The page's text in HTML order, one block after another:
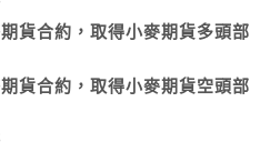
貨合約，取得小麥期貨多頭部
貨合約，取得小麥期貨空頭部